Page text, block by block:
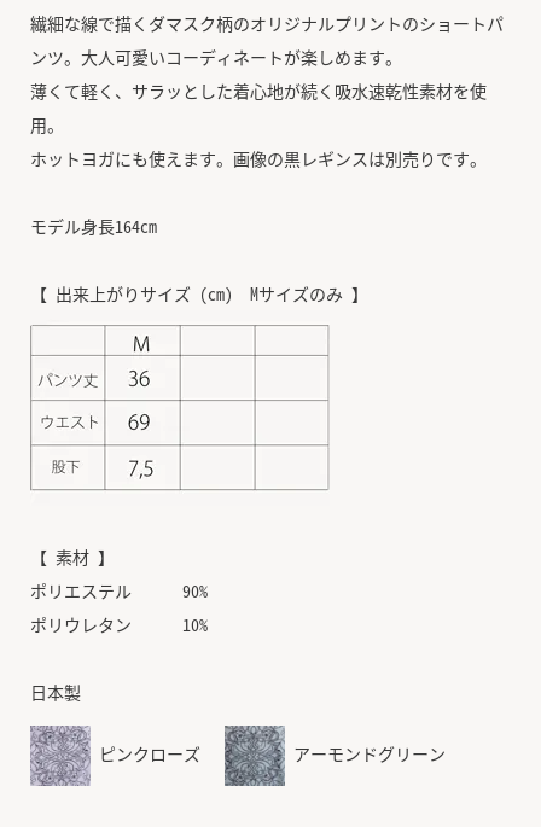
繊細な線で描くダマスク柄のオリジナルプリントのショートパ
ンツ。大人可愛いコーディネートが楽しめます。
薄くて軽く、サラッとした着心地が続く吸水速乾性素材を使
用。
ホットヨガにも使えます。画像の黒レギンスは別売りです。
モデル身長164cm
【 出来上がりサイズ (cm) Mサイズのみ 】
【 素材 】
ポリエステル 90%
ポリウレタン 10%
日本製
ピンクローズ アーモンドグリーン